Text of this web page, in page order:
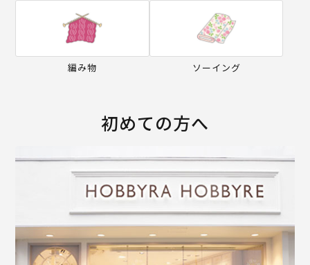
編み物 ソーイング
初めての方へ